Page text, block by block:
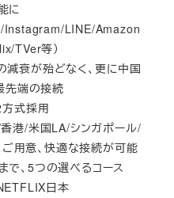
に
Instagram/LINE/Amazon
TVer等）
減衰が殆どなく、更に中国
先端の接続
式採用
港/米国LA/シンガポール/
用意、快適な接続が可能
で、5つの選べるコース
日本